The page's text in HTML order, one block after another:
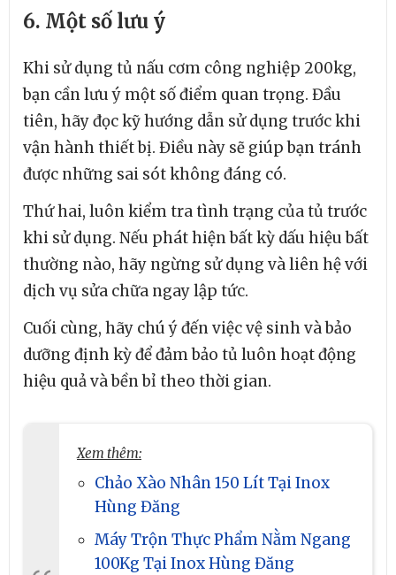
6. Một số lưu ý
Khi sử dụng tủ nấu cơm công nghiệp 200kg,
bạn cần lưu ý một số điểm quan trọng. Đầu
tiên, hãy đọc kỹ hướng dẫn sử dụng trước khi
vận hành thiết bị. Điều này sẽ giúp bạn tránh
được những sai sót không đáng có.
Thứ hai, luôn kiểm tra tình trạng của tủ trước
khi sử dụng. Nếu phát hiện bất kỳ dấu hiệu bất
thường nào, hãy ngừng sử dụng và liên hệ với
dịch vụ sửa chữa ngay lập tức.
Cuối cùng, hãy chú ý đến việc vệ sinh và bảo
dưỡng định kỳ để đảm bảo tủ luôn hoạt động
hiệu quả và bền bỉ theo thời gian.
Xem thêm:
Chảo Xào Nhân 150 Lít Tại Inox
Hùng Đăng
Máy Trộn Thực Phẩm Nằm Ngang
100Kg Tại Inox Hùng Đăng